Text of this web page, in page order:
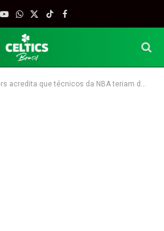
YouTube
WhatsApp
X
TikTokFacebook
que técnicos da NBA teriam desvantagem em dirigir o Dream Team